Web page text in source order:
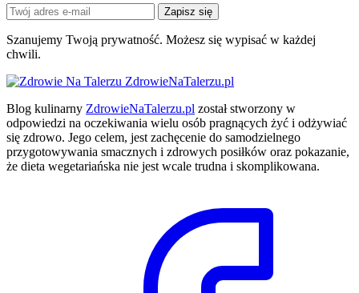
Zapisz się
Szanujemy Twoją prywatność. Możesz się wypisać w każdej
chwili.
ZdrowieNaTalerzu.pl
Blog kulinarny ZdrowieNaTalerzu.pl został stworzony w
odpowiedzi na oczekiwania wielu osób pragnących żyć i odżywiać
się zdrowo. Jego celem, jest zachęcenie do samodzielnego
przygotowywania smacznych i zdrowych posiłków oraz pokazanie,
że dieta wegetariańska nie jest wcale trudna i skomplikowana.